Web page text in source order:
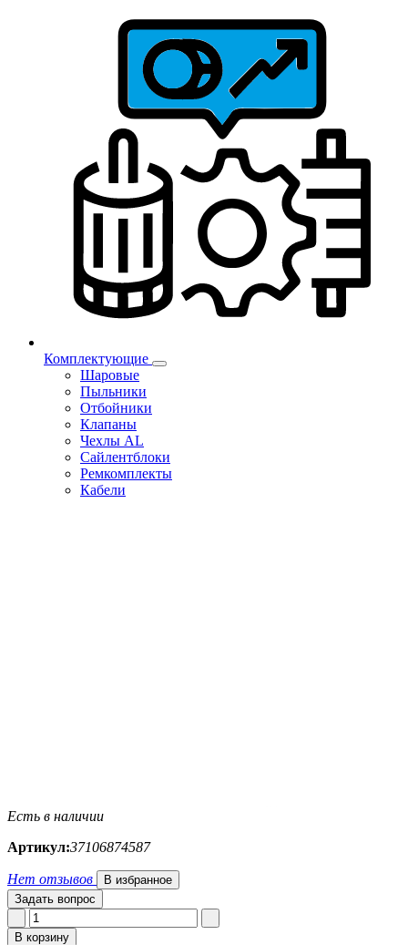
Комплектующие
Шаровые
Пыльники
Отбойники
Клапаны
Чехлы AL
Сайлентблоки
Ремкомплекты
Кабели
Есть в наличии
Артикул:37106874587
Нет отзывов
В избранное
Задать вопрос
В корзину